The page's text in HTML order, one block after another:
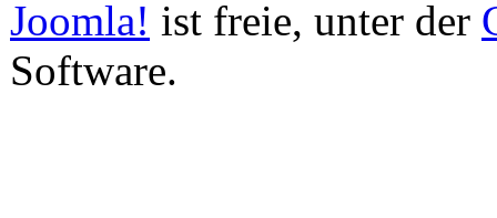
Joomla! ist freie, unter der
Software.